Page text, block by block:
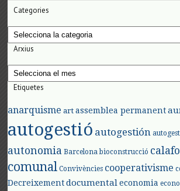
Categories
Categories
Arxius
Arxius
Etiquetes
anarquisme art assemblea permanent
autogestió autogestión
autonomia Barcelona bioconstrucció
comunal Convivències cooperativisme
Decreixement documental economia